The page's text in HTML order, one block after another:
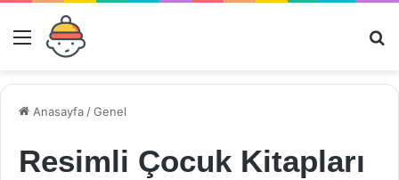
Menü
Anasayfa /Genel
Resimli Çocuk Kitapları